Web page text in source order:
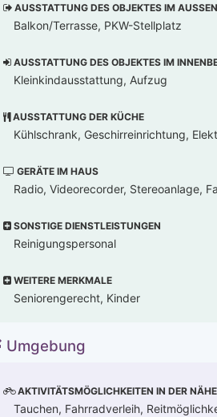
AUSSTATTUNG DES OBJEKTES IM
Balkon/Terrasse, PKW-Stellplatz
AUSSTATTUNG DES OBJEKTES IM
Kleinkindausstattung, Aufzug
AUSSTATTUNG DER KÜCHE
Kühlschrank, Geschirreinrichtung,
GERÄTE IM HAUS
Radio, Videorecorder, Stereoanlage,
SONSTIGE DIENSTLEISTUNGEN
Reinigungspersonal
WEITERE MERKMALE
Seniorengerecht, Kinder
Umgebung
AKTIVITÄTSMÖGLICHKEITEN IN DER
Tauchen, Fahrradverleih,